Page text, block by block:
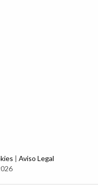
| Aviso Legal